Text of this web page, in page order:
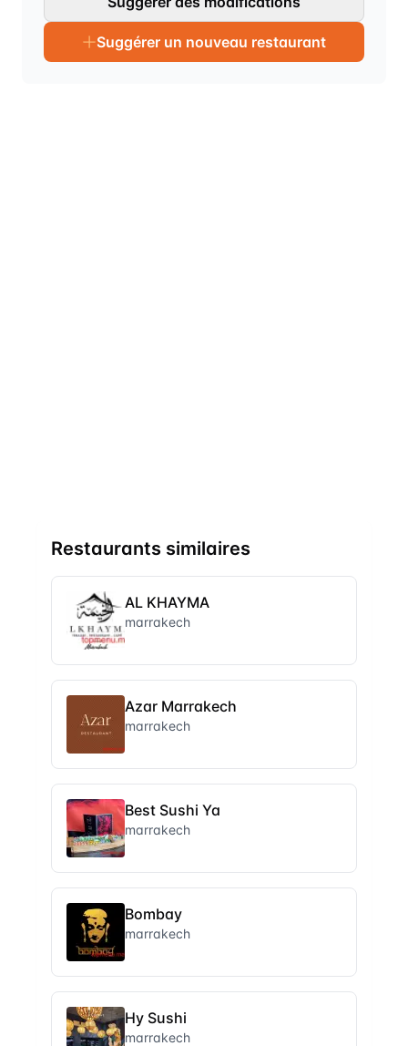
Suggérer un nouveau restaurant
Restaurants similaires
AL KHAYMA
marrakech
Azar Marrakech
marrakech
Best Sushi Ya
marrakech
Bombay
marrakech
Hy Sushi
marrakech